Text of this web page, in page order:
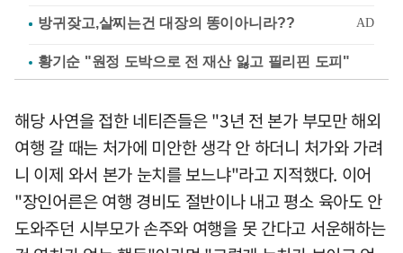
황기순 "원정 도박으로 전 재산 잃고 필리핀 도피"
해당 사연을 접한 네티즌들은 "3년 전 본가 부모만 해외
여행 갈 때는 처가에 미안한 생각 안 하더니 처가와 가려
니 이제 와서 본가 눈치를 보느냐"라고 지적했다. 이어
"장인어른은 여행 경비도 절반이나 내고 평소 육아도 안
도와주던 시부모가 손주와 여행을 못 간다고 서운해하는